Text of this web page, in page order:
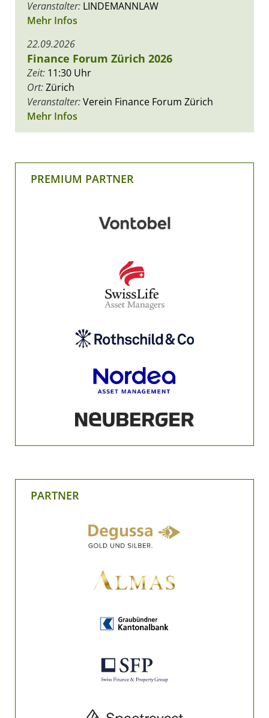
Veranstalter: LINDEMANNLAW
Mehr Infos
22.09.2026
Finance Forum Zürich 2026
Zeit: 11:30 Uhr
Ort:Zürich
Veranstalter:Verein Finance Forum Zürich
Mehr Infos
PREMIUM PARTNER
PARTNER